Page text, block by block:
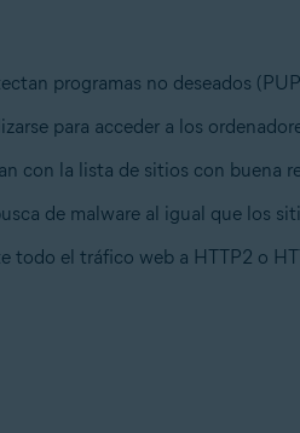
programas no deseados
para acceder a los
con la lista de sitios con buena
de malware al igual que los
el tráfico web a HTTP2 o